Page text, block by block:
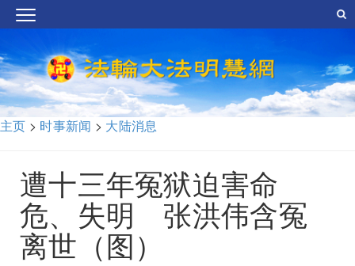
主页 > 时事新闻 > 大陆消息
遭十三年冤狱迫害命
危、失明 张洪伟含冤
离世（图）